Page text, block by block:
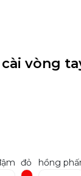
vòng
đỏ hồng